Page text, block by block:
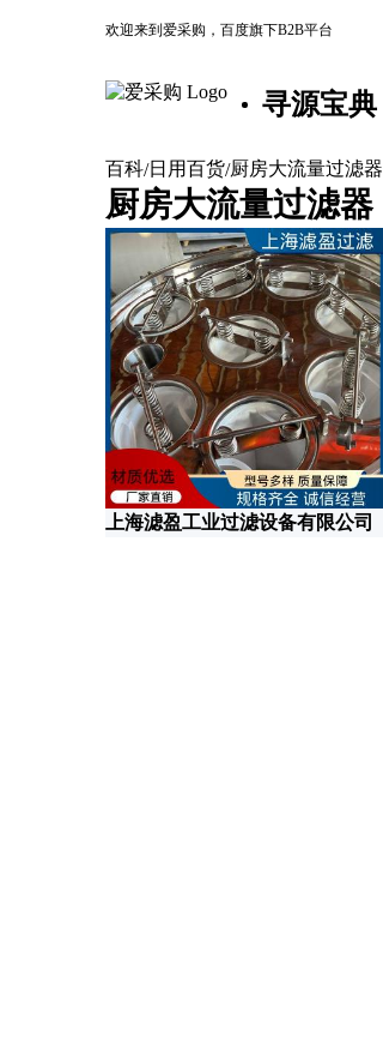
欢迎来到爱采购，百度旗下B2B平台
寻源宝典
百科/日用百货/厨房大流量过滤器
厨房大流量过滤器
上海滤盈工业过滤设备有限公司